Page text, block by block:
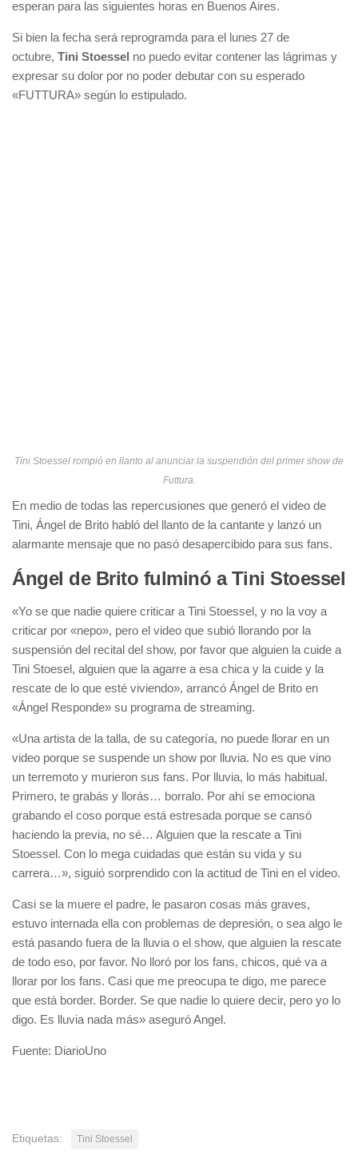
esperan para las siguientes horas en Buenos Aires.
Si bien la fecha será reprogramda para el lunes 27 de
octubre, Tini Stoessel no puedo evitar contener las lágrimas y
expresar su dolor por no poder debutar con su esperado
«FUTTURA» según lo estipulado.
Tini Stoessel rompió en llanto al anunciar la suspendión del primer show de
Futtura.
En medio de todas las repercusiones que generó el video de
Tini, Ángel de Brito habló del llanto de la cantante y lanzó un
alarmante mensaje que no pasó desapercibido para sus fans.
Ángel de Brito fulminó a Tini Stoessel
«Yo se que nadie quiere criticar a Tini Stoessel, y no la voy a
criticar por «nepo», pero el video que subió llorando por la
suspensión del recital del show, por favor que alguien la cuide a
Tini Stoesel, alguien que la agarre a esa chica y la cuide y la
rescate de lo que esté viviendo», arrancó Ángel de Brito en
«Ángel Responde» su programa de streaming.
«Una artista de la talla, de su categoría, no puede llorar en un
video porque se suspende un show por lluvia. No es que vino
un terremoto y murieron sus fans. Por lluvia, lo más habitual.
Primero, te grabás y llorás… borralo. Por ahí se emociona
grabando el coso porque está estresada porque se cansó
haciendo la previa, no sé… Alguien que la rescate a Tini
Stoessel. Con lo mega cuidadas que están su vida y su
carrera…», siguió sorprendido con la actitud de Tini en el video.
Casi se la muere el padre, le pasaron cosas más graves,
estuvo internada ella con problemas de depresión, o sea algo le
está pasando fuera de la lluvia o el show, que alguien la rescate
de todo eso, por favor. No lloró por los fans, chicos, qué va a
llorar por los fans. Casi que me preocupa te digo, me parece
que está border. Border. Se que nadie lo quiere decir, pero yo lo
digo. Es lluvia nada más» aseguró Angel.
Fuente: DiarioUno
Etiquetas: Tini Stoessel